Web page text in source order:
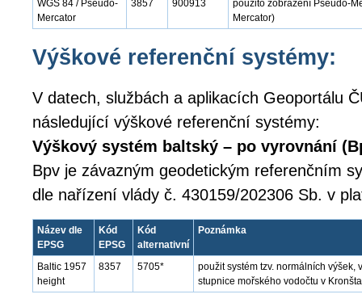
WGS 84 / Pseudo-
Mercator
3857 900913
použito zobrazení Pseudo-
Mercator)
Výškové referenční systémy:
V datech, službách a aplikacích Geoportálu
následující výškové referenční systémy:
Výškový systém baltský – po vyrovnání
Bpv je závazným geodetickým referenčním
dle nařízení vlády č. 430159/202306 Sb. v
Název dle
EPSG
Kód
EPSG
Kód
alternativní
Poznámka
Baltic 1957
height
8357 5705*
použit systém tzv. normálních výšek,
stupnice mořského vodočtu v